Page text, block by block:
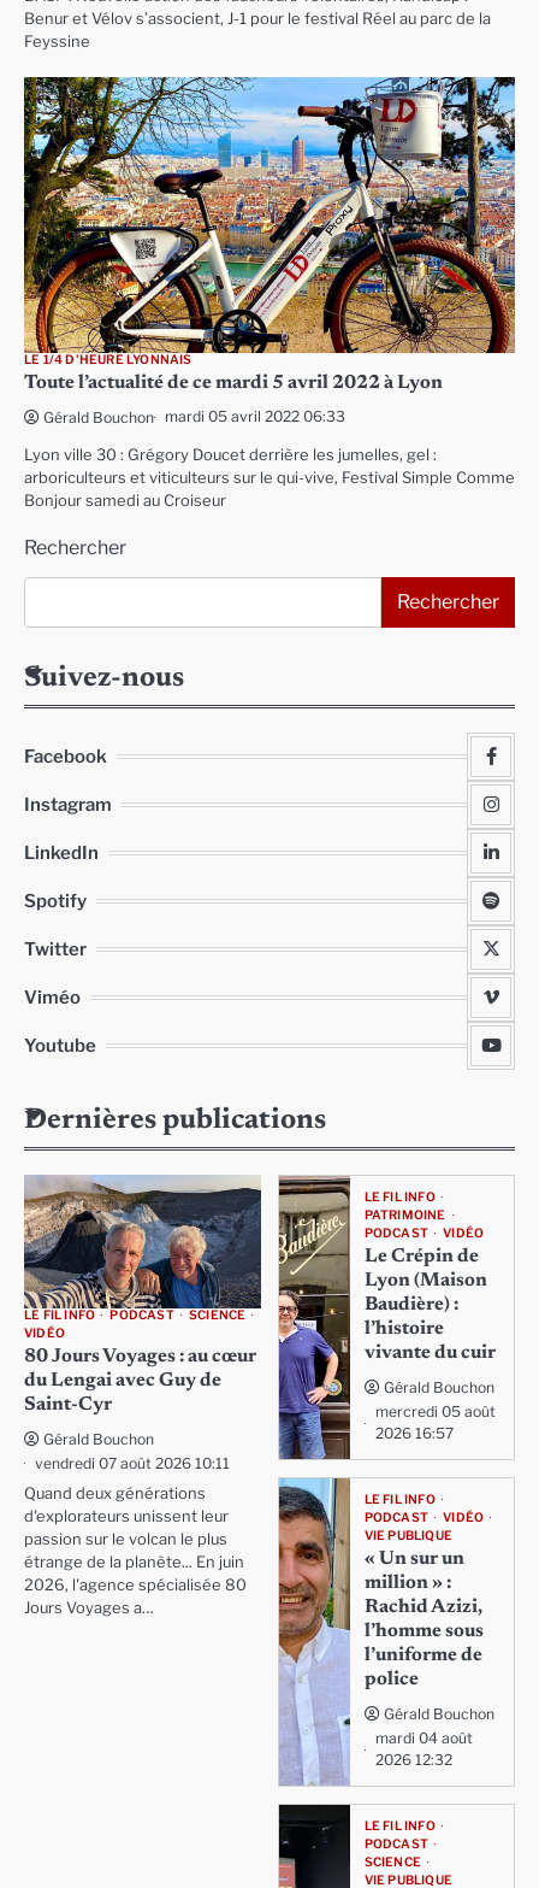
Benur et Vélov s’associent, J-1 pour le festival Réel au parc de la
Feyssine
LE 1/4 D'HEURE LYONNAIS
Toute l’actualité de ce mardi 5 avril 2022 à Lyon
Gérald Bouchon mardi 05 avril 2022 06:33
Lyon ville 30 : Grégory Doucet derrière les jumelles, gel :
arboriculteurs et viticulteurs sur le qui-vive, Festival Simple Comme
Bonjour samedi au Croiseur
Rechercher
Rechercher
Suivez-nous
Facebook
Instagram
LinkedIn
Spotify
Twitter
Viméo
Youtube
Dernières publications
LE FIL INFO PODCAST
SCIENCE
VIDÉO
80 Jours Voyages : au cœur
du Lengai avec Guy de
Saint-Cyr
Gérald Bouchon
vendredi 07 août 2026 10:11
Quand deux générations
d'explorateurs unissent leur
passion sur le volcan le plus
étrange de la planète... En juin
2026, l'agence spécialisée 80
Jours Voyages a…
LE FIL INFO
PATRIMOINE
PODCAST
VIDÉO
Le Crépin de
Lyon (Maison
Baudière) :
l’histoire
vivante du cuir
Gérald Bouchon
mercredi 05 août
2026 16:57
LE FIL INFO
PODCAST
VIDÉO
VIE PUBLIQUE
« Un sur un
million » :
Rachid Azizi,
l’homme sous
l’uniforme de
police
Gérald Bouchon
mardi 04 août
2026 12:32
LE FIL INFO
PODCAST
SCIENCE
VIE PUBLIQUE